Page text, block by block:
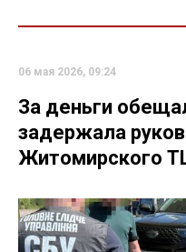
06 мая 2026, 09:24
За деньги
задержала
Житомирского